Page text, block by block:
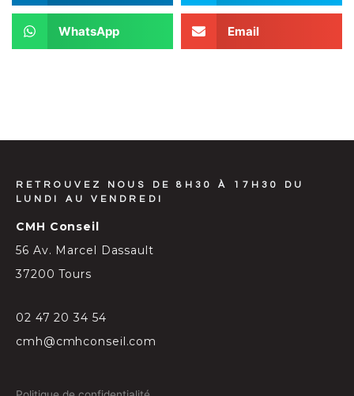
WhatsApp Email
RETROUVEZ NOUS DE 8H30 À 17H30 DU
LUNDI AU VENDREDI
CMH Conseil
56 Av. Marcel Dassault
37200 Tours
02 47 20 34 54
cmh@cmhconseil.com